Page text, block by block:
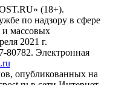
(18+).
по надзору в сфере
массовых
2021 г.
Электронная
опубликованных на